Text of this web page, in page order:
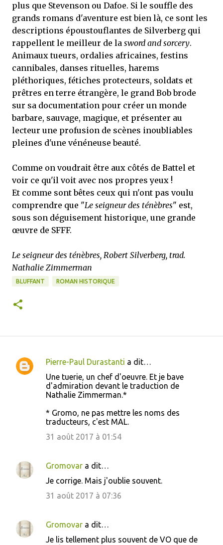
plus que Stevenson ou Dafoe. Si le souffle des
grands romans d'aventure est bien là, ce sont les
descriptions époustouflantes de Silverberg qui
rappellent le meilleur de la sword and sorcery.
Animaux tueurs, ordalies africaines, festins
cannibales, danses rituelles, harems
pléthoriques, fétiches protecteurs, soldats et
prêtres en terre étrangère, le grand Bob brode
sur sa documentation pour créer un monde
barbare, sauvage, magique, et présenter au
lecteur une profusion de scènes inoubliables
pleines d'une vénéneuse beauté.
Comme on voudrait être aux côtés de Battel et
voir ce qu'il voit avec nos propres yeux !
Et comme sont bêtes ceux qui n'ont pas voulu
comprendre que "Le seigneur des ténèbres" est,
sous son déguisement historique, une grande
œuvre de SFFF.
Le seigneur des ténèbres, Robert Silverberg, trad.
Nathalie Zimmerman
BLUFFANT ROMAN HISTORIQUE
C
a
s
Pierre-Paul Durastanti a dit…
Une tuerie, un chef d'oeuvre. Et je bave
d'admiration devant le traduction de
Nathalie Zimmerman.*
* Gromo, ne pas mettre les noms des
traducteurs, c'est MAL.
31 août 2017 à 01:54
Gromovar a dit…
Je corrige. Mais j'oublie souvent.
31 août 2017 à 07:36
Gromovar a dit…
Je lis tellement plus souvent de VO que de